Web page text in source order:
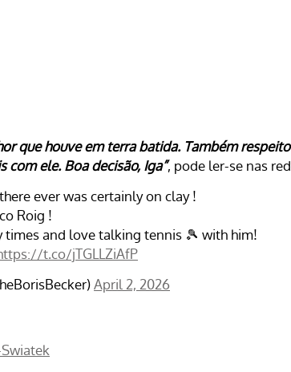
que houve em terra batida. Também
com ele. Boa decisão, Iga”, pode ler-se nas
ever was certainly on clay !
Roig !
times and love talking tennis 🎾 with him!
t.co/jTGLLZiAfP
April 2, 2026